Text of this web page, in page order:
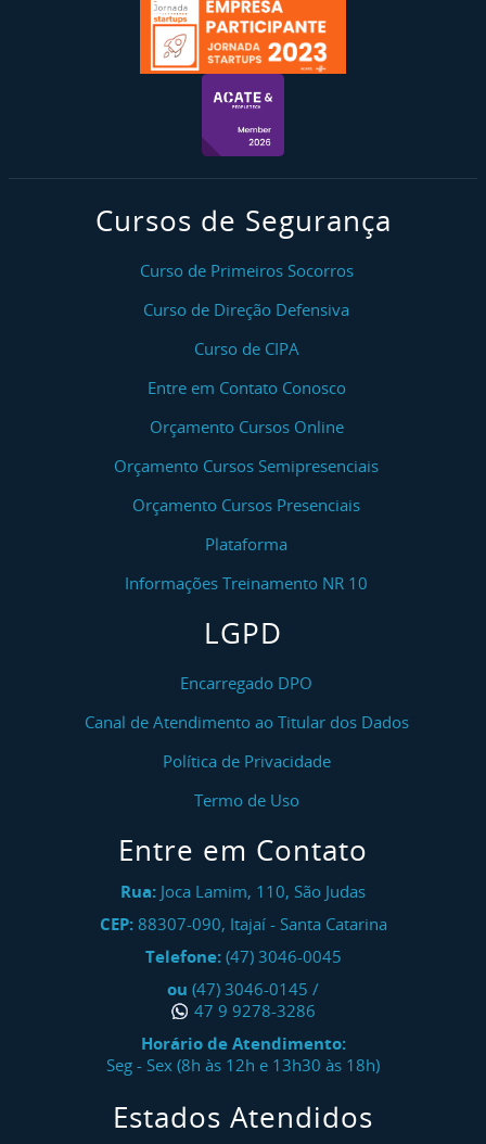
Cursos de Segurança
Curso de Primeiros Socorros
Curso de Direção Defensiva
Curso de CIPA
Entre em Contato Conosco
Orçamento Cursos Online
Orçamento Cursos Semipresenciais
Orçamento Cursos Presenciais
Plataforma
Informações Treinamento NR 10
LGPD
Encarregado DPO
Canal de Atendimento ao Titular dos Dados
Política de Privacidade
Termo de Uso
Entre em Contato
Rua: Joca Lamim, 110, São Judas
CEP: 88307-090, Itajaí- Santa Catarina
Telefone: (47) 3046-0045
ou (47) 3046-0145 /
47 9 9278-3286
Horário de Atendimento:
Seg - Sex (8h às 12h e 13h30 às 18h)
Estados Atendidos